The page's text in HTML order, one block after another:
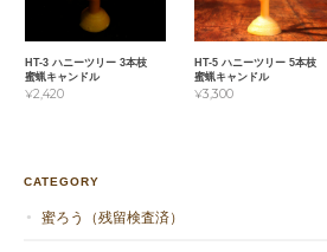
焼いて浄化してく
いる」と。東北の
で自然波動高いの
役に立てて嬉しいで
TW-S ツイン12cm
HT-3 ハニーツリー 3本枝
蜜蝋キャンドル
¥2,420
HT-5 ハニーツリー 5本枝
蜜蝋キャンドル
¥3,300
CATEGORY
蜜ろう（残留検査済）